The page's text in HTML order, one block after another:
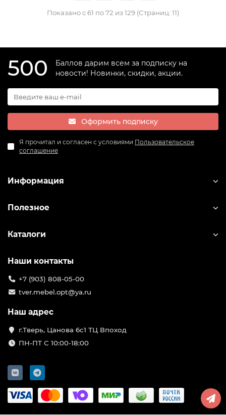
Показано с 61 по 72 из 129 (Страниц: 11)
500
Баллов дарим всем за подписку на
новости! Новинки, скидки, акции.
Оформить подписку
Я прочитал и согласен с условиями Пользовательское
соглашение
Информация
Полезное
Каталоги
Наши контакты
+7 (903) 808-05-00
tver.mebel.opt@ya.ru
Наш адрес
г.Тверь, Цанова 6с1 ТЦ Впоход
ПН-ПТ С 10:00-18:00